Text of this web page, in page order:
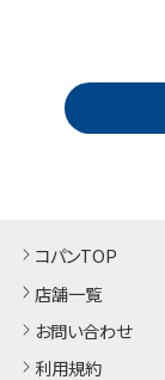
コパンTOP
店舗一覧
お問い合わせ
利用規約